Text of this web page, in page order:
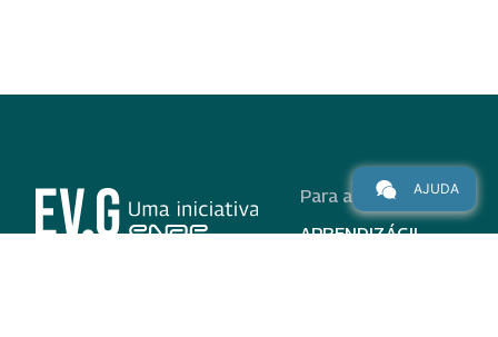
Para alunos
APRENDIZÁGIL
AJUDA